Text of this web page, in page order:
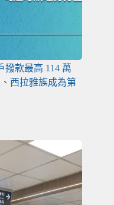
撥款最高 114 萬
西拉雅族成為第